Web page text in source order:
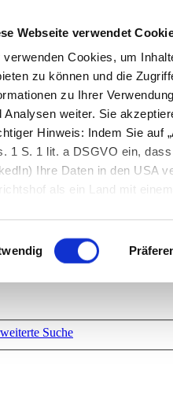
Webseite verwendet
verwenden Cookies, um
zu können und die
zu Ihrer
Analysen weiter. Sie
Hinweis: Indem Sie auf
1 S. 1 lit. a DSGVO ein,
Ihre Daten in den USA
als ein Land mit
Tipps und Tricks.
Suche